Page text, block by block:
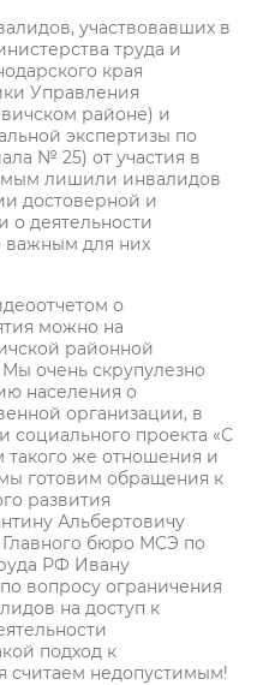
участвовавших в
труда и
края
Управления
районе) и
экспертизы по
№ 25) от участия в
лишили инвалидов
достоверной и
деятельности
важным для них
о
можно на
районной
Мы очень скрупулезно
населения о
организации, в
социального проекта «С
же отношения и
готовим обращения к
развития
Альбертовичу
бюро МСЭ по
РФ Ивану
вопросу ограничения
на доступ к
подход к
недопустимым!